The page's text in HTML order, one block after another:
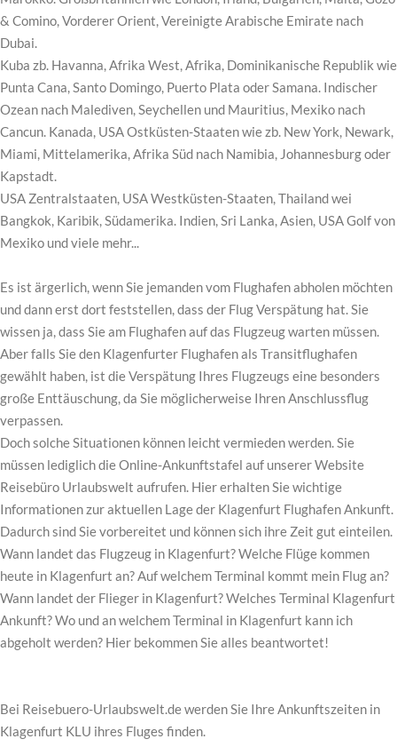
& Comino, Vorderer Orient, Vereinigte Arabische Emirate nach
Dubai.
Kuba zb. Havanna, Afrika West, Afrika, Dominikanische Republik wie
Punta Cana, Santo Domingo, Puerto Plata oder Samana. Indischer
Ozean nach Malediven, Seychellen und Mauritius, Mexiko nach
Cancun. Kanada, USA Ostküsten-Staaten wie zb. New York, Newark,
Miami, Mittelamerika, Afrika Süd nach Namibia, Johannesburg oder
Kapstadt.
USA Zentralstaaten, USA Westküsten-Staaten, Thailand wei
Bangkok, Karibik, Südamerika. Indien, Sri Lanka, Asien, USA Golf von
Mexiko und viele mehr...
Es ist ärgerlich, wenn Sie jemanden vom Flughafen abholen möchten
und dann erst dort feststellen, dass der Flug Verspätung hat. Sie
wissen ja, dass Sie am Flughafen auf das Flugzeug warten müssen.
Aber falls Sie den Klagenfurter Flughafen als Transitflughafen
gewählt haben, ist die Verspätung Ihres Flugzeugs eine besonders
große Enttäuschung, da Sie möglicherweise Ihren Anschlussflug
verpassen.
Doch solche Situationen können leicht vermieden werden. Sie
müssen lediglich die Online-Ankunftstafel auf unserer Website
Reisebüro Urlaubswelt aufrufen. Hier erhalten Sie wichtige
Informationen zur aktuellen Lage der Klagenfurt Flughafen Ankunft.
Dadurch sind Sie vorbereitet und können sich ihre Zeit gut einteilen.
Wann landet das Flugzeug in Klagenfurt? Welche Flüge kommen
heute in Klagenfurt an? Auf welchem Terminal kommt mein Flug an?
Wann landet der Flieger in Klagenfurt? Welches Terminal Klagenfurt
Ankunft? Wo und an welchem Terminal in Klagenfurt kann ich
abgeholt werden? Hier bekommen Sie alles beantwortet!
Bei Reisebuero-Urlaubswelt.de werden Sie Ihre Ankunftszeiten in
Klagenfurt KLU ihres Fluges finden.